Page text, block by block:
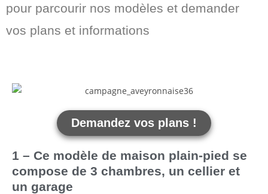
pour parcourir nos modèles et demander
vos plans et informations
Demandez vos plans !
1 – Ce modèle de maison plain-pied se
compose de 3 chambres, un cellier et
un garage